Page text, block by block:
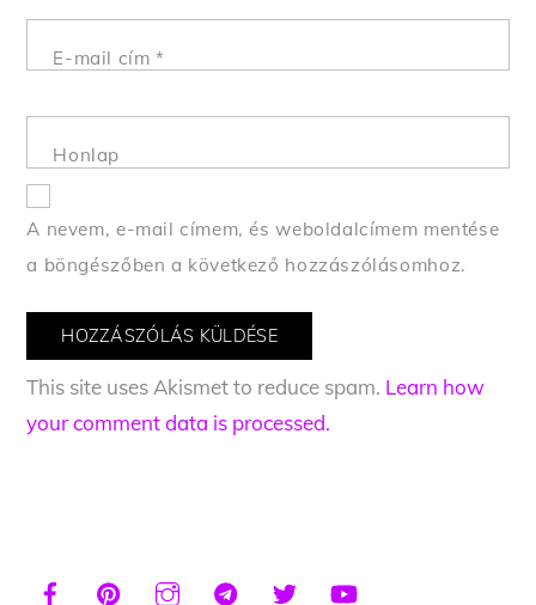
E-mail cím*
Honlap
A nevem, e-mail címem, és weboldalcímem mentése
a böngészőben a következő hozzászólásomhoz.
This site uses Akismet to reduce spam. Learn how
your comment data is processed.